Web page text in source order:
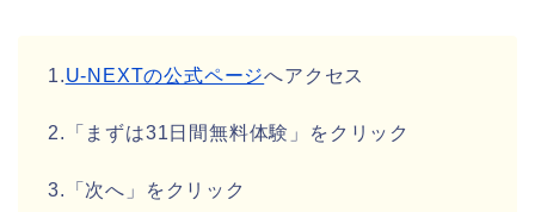
1.U-NEXTの公式ページへアクセス
2.「まずは31日間無料体験」をクリック
3.「次へ」をクリック